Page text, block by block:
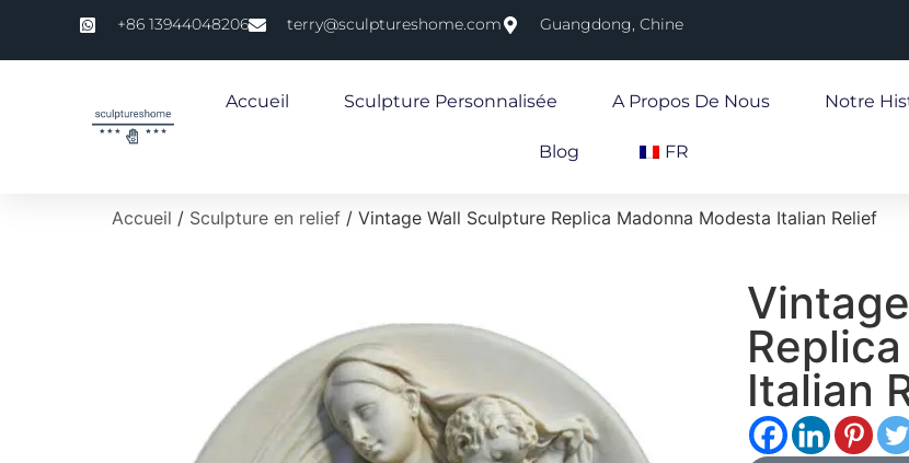
+86 13944048206 terry@sculptureshome.com Guangdong, Chine
Accueil Sculpture Personnalisée A Propos De Nous Notre
Blog FR
Accueil / Sculpture en relief / Vintage Wall Sculpture Replica Madonna Modesta Italian Relief
Italian